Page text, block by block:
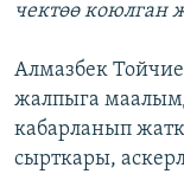
чектөө коюлган
Алмазбек
жалпыга
кабарланып
сырткары,